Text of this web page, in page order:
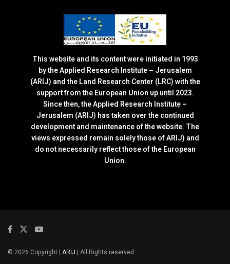
This website and its content were initiated in 1993
by the Applied Research Institute – Jerusalem
(ARIJ) and the Land Research Center (LRC) with the
support from the European Union up until 2023.
Since then, the Applied Research Institute –
Jerusalem (ARIJ) has taken over the continued
development and maintenance of the website. The
views expressed remain solely those of ARIJ) and
do not necessarily reflect those of the European
Union.
© 2026 Copyright | ARIJ | All Rights reserved.